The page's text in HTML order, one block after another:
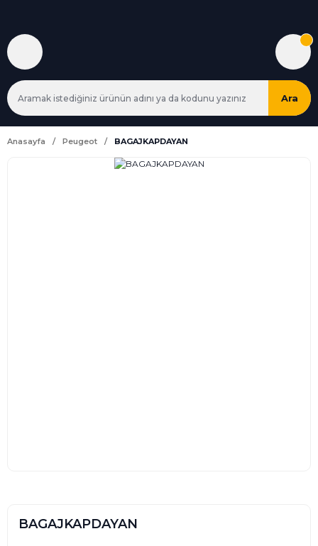
Ara
Anasayfa Peugeot BAGAJKAPDAYAN
BAGAJKAPDAYAN